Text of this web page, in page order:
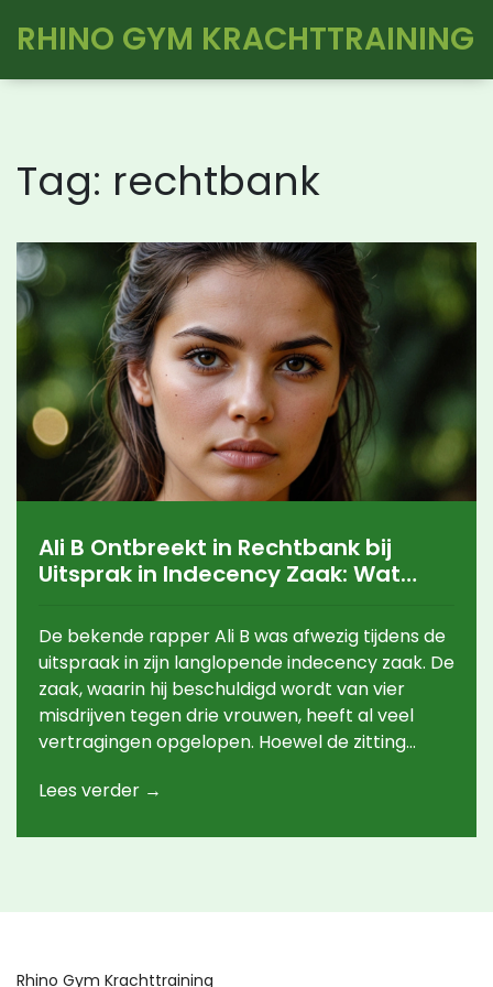
RHINO GYM KRACHTTRAINING
Tag: rechtbank
Ali B Ontbreekt in Rechtbank bij
Uitsprak in Indecency Zaak: Wat
Hip-Hop?
De bekende rapper Ali B was afwezig tijdens de
uitspraak in zijn langlopende indecency zaak. De
zaak, waarin hij beschuldigd wordt van vier
misdrijven tegen drie vrouwen, heeft al veel
vertragingen opgelopen. Hoewel de zitting
eerder tijdens de inhoudelijke behandeling
Lees verder →
Rhino Gym Krachttraining